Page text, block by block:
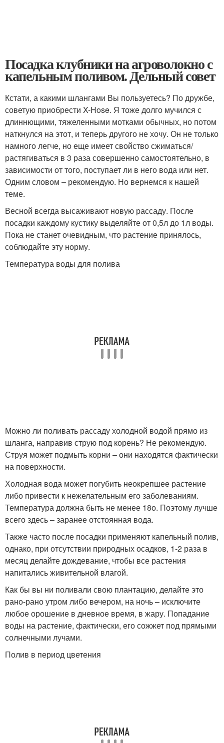
Посадка клубники на агроволокно с
капельным поливом. Дельный совет
Кстати, а какими шлангами Вы пользуетесь? По дружбе,
советую приобрести X-Hose. Я тоже долго мучился с
длиннющими, тяжеленными мотками обычных, но потом
наткнулся на этот, и теперь другого не хочу. Он не только
намного легче, но еще имеет свойство сжиматься/
растягиваться в 3 раза совершенно самостоятельно, в
зависимости от того, поступает ли в него вода или нет.
Одним словом – рекомендую. Но вернемся к нашей
теме.
Весной всегда высаживают новую рассаду. После
посадки каждому кустику выделяйте от 0,5л до 1л воды.
Пока не станет очевидным, что растение принялось,
соблюдайте эту норму.
Температура воды для полива
Можно ли поливать рассаду холодной водой прямо из
шланга, направив струю под корень? Не рекомендую.
Струя может подмыть корни – они находятся фактически
на поверхности.
Холодная вода может погубить неокрепшее растение
либо привести к нежелательным его заболеваниям.
Температура должна быть не менее 18о. Поэтому лучше
всего здесь – заранее отстоянная вода.
Также часто после посадки применяют капельный полив,
однако, при отсутствии природных осадков, 1-2 раза в
месяц делайте дождевание, чтобы все растения
напитались живительной влагой.
Как бы вы ни поливали свою плантацию, делайте это
рано-рано утром либо вечером, на ночь – исключите
любое орошение в дневное время, в жару. Попадание
воды на растение, фактически, его сожжет под прямыми
солнечными лучами.
Полив в период цветения